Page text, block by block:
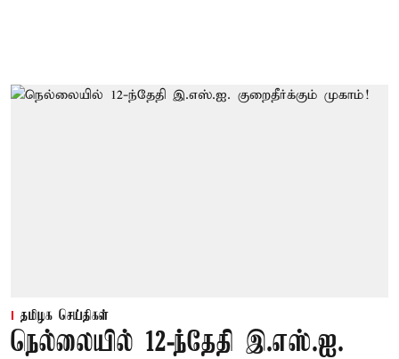
தமிழக செய்திகள்
நெல்லையில் 12-ந்தேதி இ.எஸ்.ஐ.